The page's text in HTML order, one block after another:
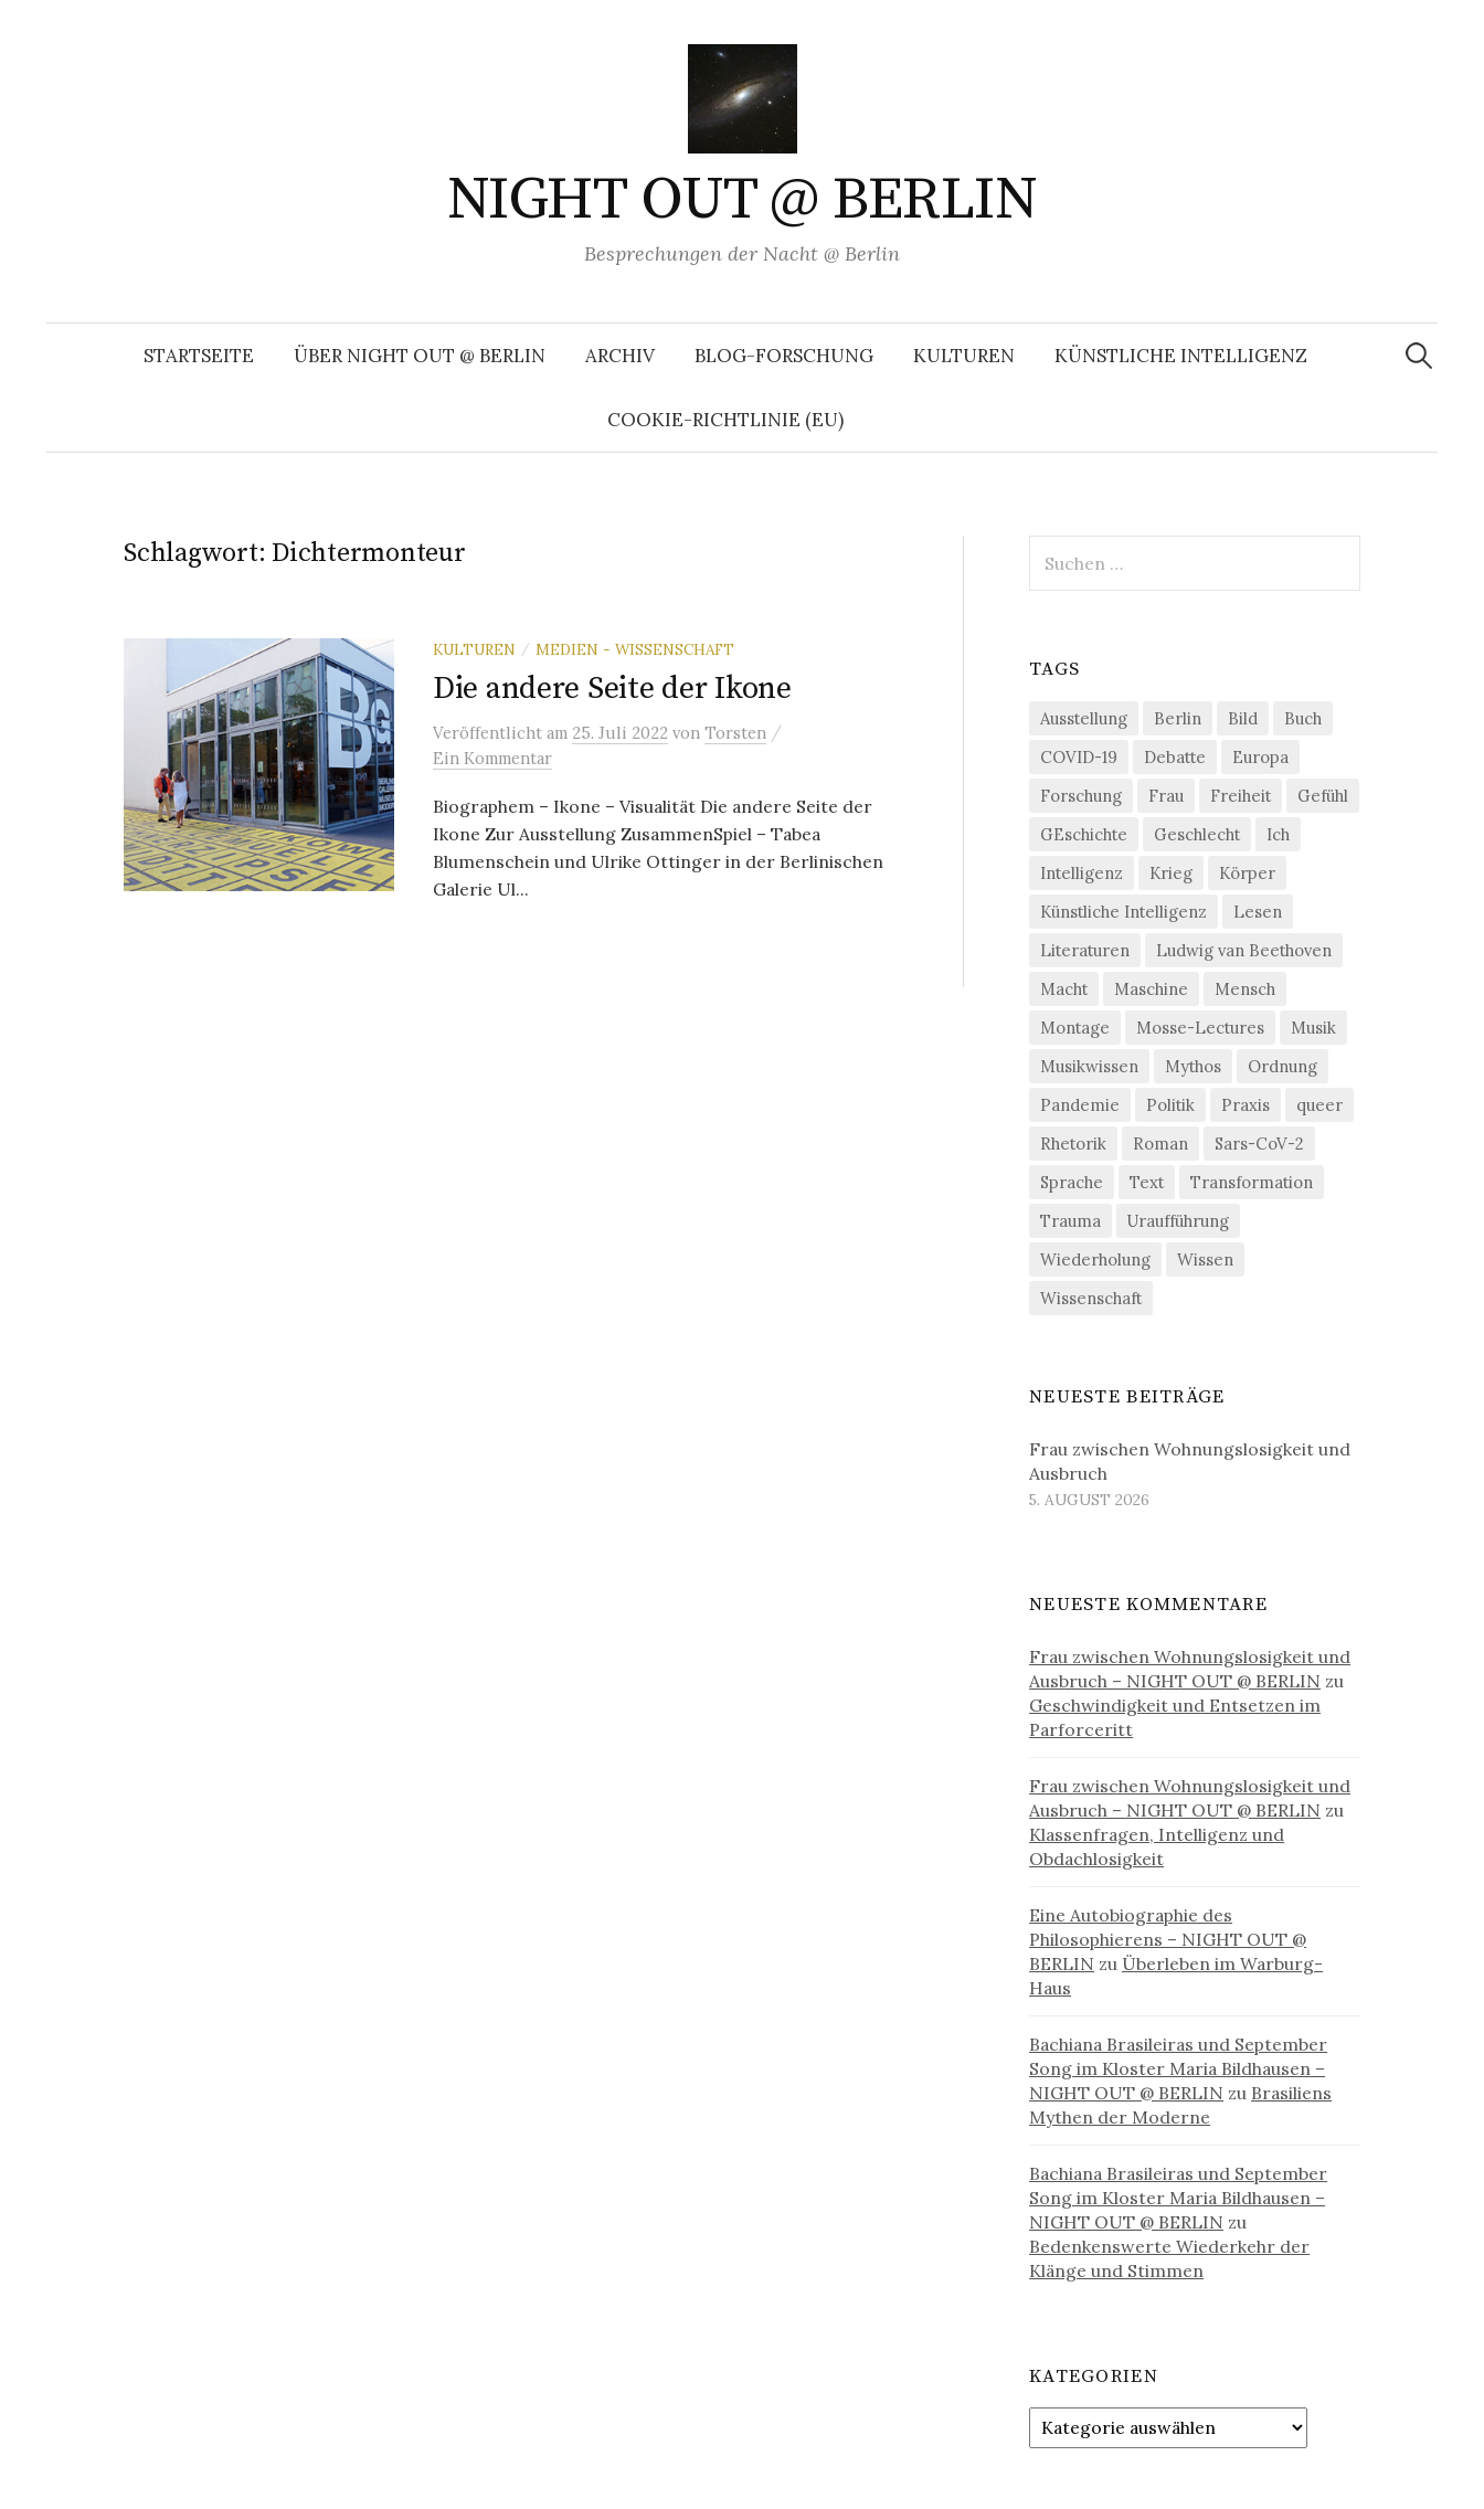
NIGHT OUT @ BERLIN
Besprechungen der Nacht @ Berlin
STARTSEITE ÜBER NIGHT OUT @ BERLIN ARCHIV BLOG-FORSCHUNG KULTUREN KÜNSTLICHE INTELLIGENZ
COOKIE-RICHTLINIE (EU)
Suchen
nach:
Schlagwort: Dichtermonteur
KULTUREN / MEDIEN - WISSENSCHAFT
Die andere Seite der Ikone
Veröffentlicht am 25. Juli 2022 von Torsten /
Ein Kommentar
Biographem – Ikone – Visualität Die andere Seite der
Ikone Zur Ausstellung ZusammenSpiel – Tabea
Blumenschein und Ulrike Ottinger in der Berlinischen
Galerie Ul...
nach:
TAGS
Ausstellung Berlin Bild
Buch
COVID-19
Debatte
Europa
Forschung
Frau Freiheit
Gefühl
GEschichte
Geschlecht
Ich
Intelligenz
Krieg
Körper
Künstliche Intelligenz
Lesen
Literaturen
Ludwig van Beethoven
Macht
Maschine
Mensch
Montage
Mosse-Lectures
Musik
Musikwissen
Mythos
Ordnung
Pandemie
Politik Praxis
queer
Rhetorik
Roman
Sars-CoV-2
Sprache
Text
Transformation
Trauma
Uraufführung
Wiederholung
Wissen
Wissenschaft
NEUESTE BEITRÄGE
Frau zwischen Wohnungslosigkeit und
Ausbruch
5. AUGUST 2026
NEUESTE KOMMENTARE
Frau zwischen Wohnungslosigkeit und
Ausbruch – NIGHT OUT @ BERLIN zu
Geschwindigkeit und Entsetzen im
Parforceritt
Frau zwischen Wohnungslosigkeit und
Ausbruch – NIGHT OUT @ BERLIN zu
Klassenfragen, Intelligenz und
Obdachlosigkeit
Eine Autobiographie des
Philosophierens – NIGHT OUT @
BERLIN zu Überleben im Warburg-
Haus
Bachiana Brasileiras und September
Song im Kloster Maria Bildhausen –
NIGHT OUT @ BERLIN zu Brasiliens
Mythen der Moderne
Bachiana Brasileiras und September
Song im Kloster Maria Bildhausen –
NIGHT OUT @ BERLIN zu
Bedenkenswerte Wiederkehr der
Klänge und Stimmen
KATEGORIEN
Kategorien